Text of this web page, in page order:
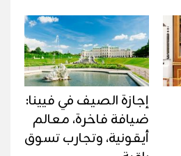
إجازة الصيف في فيينا:
ضيافة فاخرة، معالم
أيقونية، وتجارب تسوق